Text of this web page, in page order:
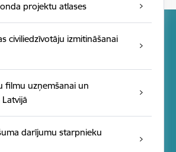
projektu atlases
civiliedzīvotāju izmitināšanai
filmu uzņemšanai un
darījumu starpnieku